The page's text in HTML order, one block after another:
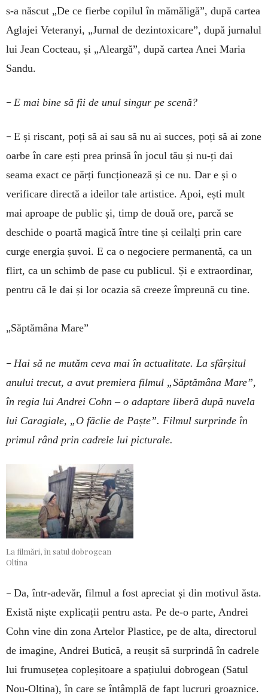
s-a născut „De ce fierbe copilul în mămăligă”, după cartea
Aglajei Veteranyi, „Jurnal de dezintoxicare”, după jurnalul
lui Jean Cocteau, și „Aleargă”, după cartea Anei Maria
Sandu.
– E mai bine să fii de unul singur pe scenă?
– E și riscant, poți să ai sau să nu ai succes, poți să ai zone
oarbe în care ești prea prinsă în jocul tău și nu-ți dai
seama exact ce părți funcționează și ce nu. Dar e și o
verificare directă a ideilor tale artistice. Apoi, ești mult
mai aproape de public și, timp de două ore, parcă se
deschide o poartă magică între tine și ceilalți prin care
curge energia șuvoi. E ca o negociere permanentă, ca un
flirt, ca un schimb de pase cu publicul. Și e extraordinar,
pentru că le dai și lor ocazia să creeze împreună cu tine.
„Săptămâna Mare”
– Hai să ne mutăm ceva mai în actualitate. La sfârșitul
anului trecut, a avut premiera filmul „Săptămâna Mare”,
în regia lui Andrei Cohn – o adaptare liberă după nuvela
lui Caragiale, „O făclie de Paște”. Filmul surprinde în
primul rând prin cadrele lui picturale.
La filmări, în satul dobrogean
Oltina
– Da, într-adevăr, filmul a fost apreciat și din motivul ăsta.
Există niște explicații pentru asta. Pe de-o parte, Andrei
Cohn vine din zona Artelor Plastice, pe de alta, directorul
de imagine, Andrei Butică, a reușit să surprindă în cadrele
lui frumusețea copleșitoare a spațiului dobrogean (Satul
Nou-Oltina), în care se întâmplă de fapt lucruri groaznice.